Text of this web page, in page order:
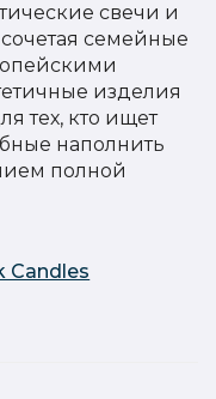
свечи и
семейные
изделия
тех, кто ищет
наполнить
полной
Candles